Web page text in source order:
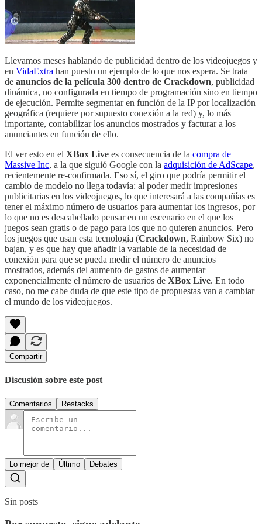
Llevamos meses hablando de publicidad dentro de los videojuegos y
en VidaExtra han puesto un ejemplo de lo que nos espera. Se trata
de anuncios de la película 300 dentro de Crackdown, publicidad
dinámica, no configurada en tiempo de programación sino en tiempo
de ejecución. Permite segmentar en función de la IP por localización
geográfica (requiere por supuesto conexión a la red) y, lo más
importante, contabilizar los anuncios mostrados y facturar a los
anunciantes en función de ello.
El ver esto en el XBox Live es consecuencia de la compra de
Massive Inc, a la que siguió Google con la adquisición de AdScape,
recientemente re-confirmada. Eso sí, el giro que podría permitir el
cambio de modelo no llega todavía: al poder medir impresiones
publicitarias en los videojuegos, lo que interesará a las compañías es
tener el máximo número de usuarios para aumentar los ingresos, por
lo que no es descabellado pensar en un escenario en el que los
juegos sean gratis o de pago para los que no quieren anuncios. Pero
los juegos que usan esta tecnología (Crackdown, Rainbow Six) no
bajan, y es que hay que añadir la variable de la necesidad de
conexión para que se pueda medir el número de anuncios
mostrados, además del aumento de gastos de aumentar
exponencialmente el número de usuarios de XBox Live. En todo
caso, no me cabe duda de que este tipo de propuestas van a cambiar
el mundo de los videojuegos.
Compartir
Discusión sobre este post
Comentarios Restacks
Lo mejor de Último Debates
Sin posts